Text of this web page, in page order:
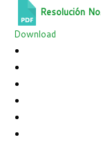
Resolución
Download